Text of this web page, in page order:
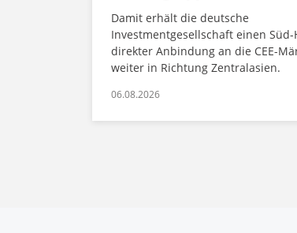
Damit erhält die deutsche
Investmentgesellschaft einen
direkter Anbindung an die CEE-
weiter in Richtung Zentralasien.
06.08.2026